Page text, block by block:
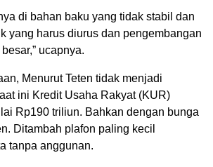
di bahan baku yang tidak stabil dan
yang harus diurus dan pengembangan
ucapnya.
Menurut Teten tidak menjadi
ini Kredit Usaha Rakyat (KUR)
Rp190 triliun. Bahkan dengan bunga
Ditambah plafon paling kecil
tanpa anggunan.